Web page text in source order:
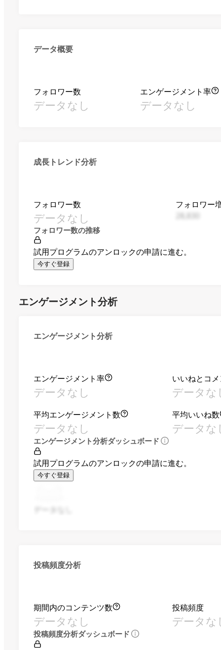
データ概要
フォロワー数
データなし
エンゲージメント率
データなし
成長トレンド分析
フォロワー数
データなし
フォロワー
フォロワー数の推移
試用プログラムのアンロックの申請に進む。
今すぐ登録
エンゲージメント分析
エンゲージメント分析
エンゲージメント率
データなし
いいねとコ
データな
平均エンゲージメント数
データなし
平均いいね数
データな
エンゲージメント分析ダッシュボード
試用プログラムのアンロックの申請に進む。
今すぐ登録
投稿頻度分析
期間内のコンテンツ数
データなし
投稿頻度
データな
投稿頻度分析ダッシュボード